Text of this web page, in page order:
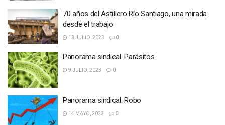
70 años del Astillero Río Santiago, una mirada
desde el trabajo
13 JULIO, 2023 0
Panorama sindical. Parásitos
9 JULIO, 2023 0
Panorama sindical. Robo
14 MAYO, 2023 0